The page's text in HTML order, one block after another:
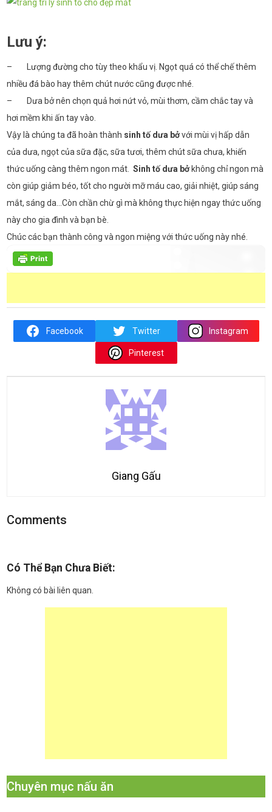
Lưu ý:
– Lượng đường cho tùy theo khẩu vị. Ngọt quá có thể chế thêm
nhiều đá bào hay thêm chút nước cũng được nhé.
– Dưa bở nên chọn quả hơi nứt vỏ, mùi thơm, cầm chắc tay và
hơi mềm khi ấn tay vào.
Vậy là chúng ta đã hoàn thành sinh tố dưa bởvới mùi vị hấp dẫn
của dưa, ngọt của sữa đặc, sữa tươi, thêm chút sữa chưa, khiến
thức uống càng thêm ngon mát.Sinh tố dưa bởkhông chỉ ngon mà
còn giúp giảm béo, tốt cho người mỡ máu cao, giải nhiệt, giúp sáng
mắt, sáng da...Còn chần chừ gì mà không thực hiện ngay thức uống
này cho gia đình và bạn bè.
Chúc các bạn thành công và ngon miệng với thức uống này nhé.
Facebook Twitter Instagram
Pinterest
Giang Gấu
Comments
Có Thể Bạn Chưa Biết:
Không có bài liên quan.
Chuyên mục nấu ăn